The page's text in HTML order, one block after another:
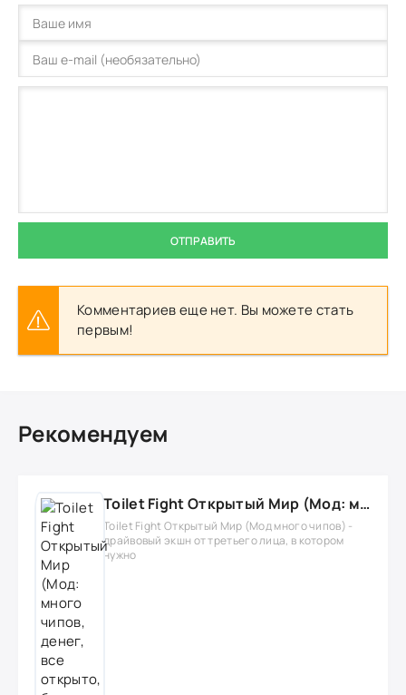
ОТПРАВИТЬ
Комментариев еще нет. Вы можете стать
первым!
Рекомендуем
Toilet Fight Открытый Мир (Мод: много чипов, денег, все открыто, бессмертие, урон, 50+ читов)
Toilet Fight Открытый Мир (Мод много чипов) -
драйвовый экшн от третьего лица, в котором
нужно